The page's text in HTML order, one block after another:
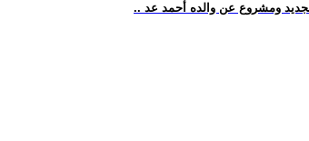
ومشروع عن والده أحمد عد